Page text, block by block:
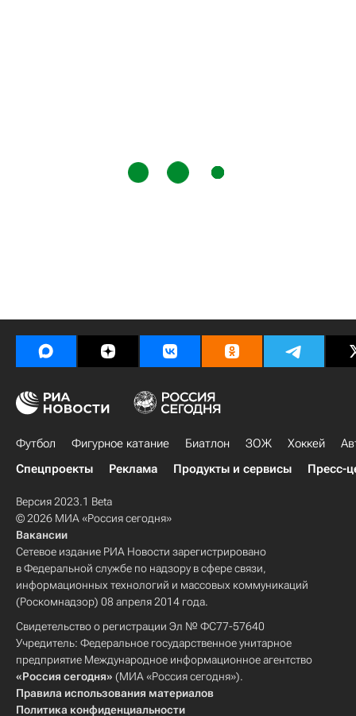
Футбол Фигурное катание Биатлон ЗОЖ Хоккей
Спецпроекты
Реклама Продукты и сервисы Пресс-
Версия 2023.1 Beta
© 2026 МИА «Россия сегодня»
Вакансии
Сетевое издание РИА Новости зарегистрировано
в Федеральной службе по надзору в сфере связи,
информационных технологий и массовых коммуникаций
(Роскомнадзор) 08 апреля 2014 года.
Свидетельство о регистрации Эл № ФС77-57640
Учредитель: Федеральное государственное унитарное
предприятие Международное информационное агентство
«Россия сегодня» (МИА «Россия сегодня»).
Правила использования материалов
Политика конфиденциальности